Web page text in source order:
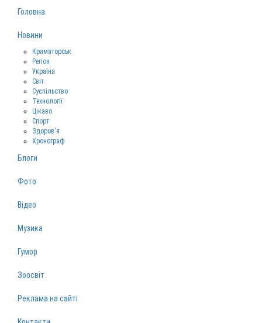
Головна
Новини
Краматорськ
Регіон
Україна
Світ
Суспільство
Технології
Цікаво
Спорт
Здоров‘я
Хронограф
Блоги
Фото
Відео
Музика
Гумор
Зоосвіт
Реклама на сайті